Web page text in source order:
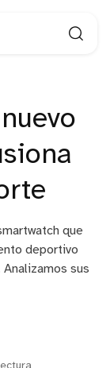
que
deportivo
sus